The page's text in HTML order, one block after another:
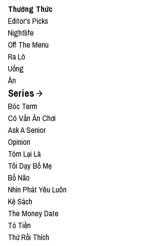
Thưởng Thức
Editor's Picks
Nightlife
Off The Menu
Ra Lò
Uống
Ăn
Series
Bóc Term
Có Vấn Ăn Chơi
Ask A Senior
Opinion
Tóm Lại Là
Tôi Dạy Bố Mẹ
Bổ Não
Nhìn Phát Yêu Luôn
Kệ Sách
The Money Date
Tỏ Tiền
Thử Rồi Thích